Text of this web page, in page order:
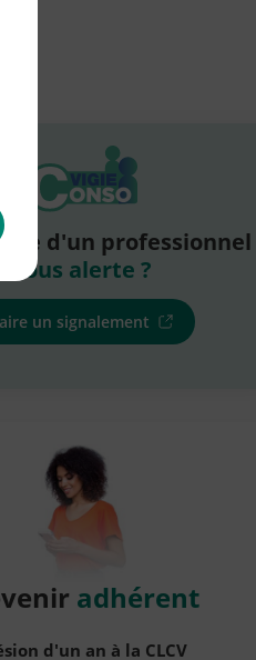
d'un professionnel
vous alerte ?
un signalement
adhérent
d'un an à la CLCV